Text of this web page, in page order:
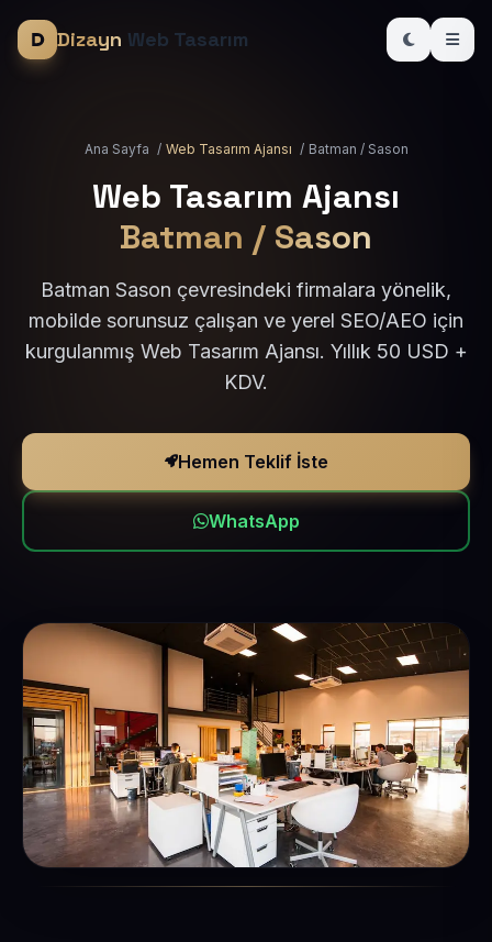
Dizayn Web Tasarım
Ana Sayfa / Web Tasarım Ajansı / Batman / Sason
Web Tasarım Ajansı
Batman / Sason
Batman Sason çevresindeki firmalara yönelik,
mobilde sorunsuz çalışan ve yerel SEO/AEO için
kurgulanmış Web Tasarım Ajansı. Yıllık 50 USD +
KDV.
Hemen Teklif İste
WhatsApp